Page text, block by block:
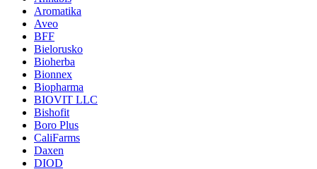
Aromatika
Aveo
BFF
Bielorusko
Bioherba
Bionnex
Biopharma
BIOVIT LLC
Bishofit
Boro Plus
CaliFarms
Daxen
DIOD